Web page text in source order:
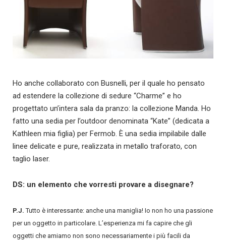
Ho anche collaborato con Busnelli, per il quale ho pensato
ad estendere la collezione di sedure “Charme” e ho
progettato un’intera sala da pranzo: la collezione Manda. Ho
fatto una sedia per l’outdoor denominata “Kate” (dedicata a
Kathleen mia figlia) per Fermob. È una sedia impilabile dalle
linee delicate e pure, realizzata in metallo traforato, con
taglio laser.
DS: un elemento che vorresti provare a disegnare?
P.J. Tutto è interessante: anche una maniglia! Io non ho una passione
per un oggetto in particolare. L’esperienza mi fa capire che gli
oggetti che amiamo non sono necessariamente i più facili da